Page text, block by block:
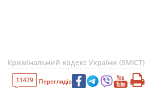
Кримінальний кодекс України (ЗМІСТ)
11479 Переглядів